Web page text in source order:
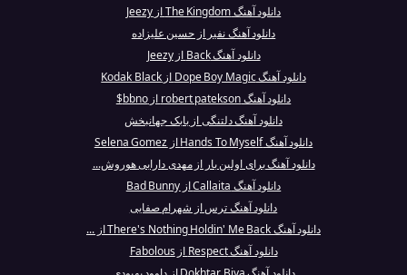
دانلود آهنگ The Kingdom از Jeezy
دانلود آهنگ نفیر از حسین علیزاده
دانلود آهنگ Back از Jeezy
دانلود آهنگ Dope Boy Magic از Kodak Black
دانلود آهنگ robert patekson از bbno$
دانلود آهنگ دلتنگی از بابک جهانبخش
دانلود آهنگ Hands To Myself از Selena Gomez
دانلود آهنگ برای اولین بار از مهدی دارابی هوروش...
دانلود آهنگ Callaita از Bad Bunny
دانلود آهنگ ترس از شهرام صفایی
دانلود آهنگ There's Nothing Holdin' Me Back از ...
دانلود آهنگ Respect از Fabolous